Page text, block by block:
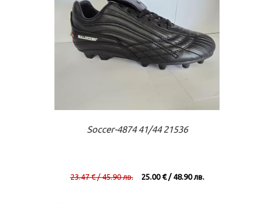
Към касата Виж повече
Soccer-4874 41/44 21536
23.47 € / 45.90 лв. 25.00 € / 48.90 лв.